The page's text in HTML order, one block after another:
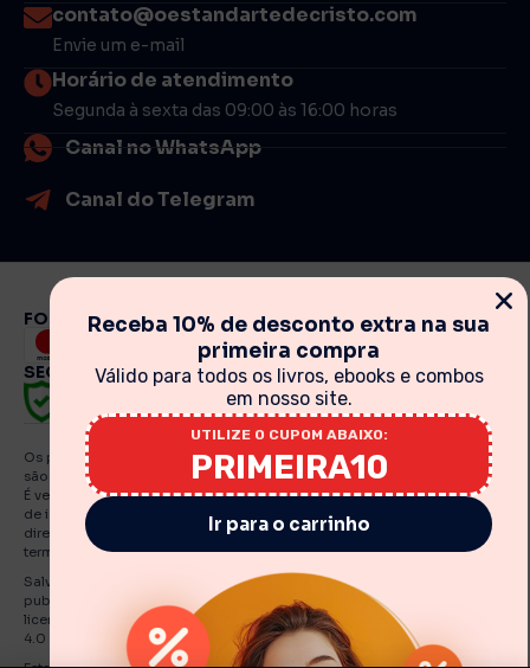
contato@oestandartedecristo.com
Envie um e-mail
Horário de atendimento
Segunda à sexta das 09:00 às 16:00 horas
Canal no WhatsApp
Canal do Telegram
FORMAS DE PAGAMENTO
SEGURANÇA
Os preços, promoções, condições de pagamento, frete e produtos
são válidos exclusivamente para compras realizadas via internet.
É vedada qualquer reprodução, total ou parcial, de qualquer elemento
de identidade, sem expressa autorização. A violação de qualquer
direito mencionado implicará na responsabilização cível e criminal nos
termos da Lei. Fotos meramente ilustrativas.
Salvo indicações em contrário, os e Books e artigos traduzidos e
publicados por O Estandarte de Cristo estão licenciadas de uma
licença Creative Commons Attribution-NonCommercial-No Derivatives
4.0 International Public.
Receba 10% de desconto extra na sua
primeira compra
Válido para todos os livros, ebooks e combos
em nosso site.
UTILIZE O CUPOM ABAIXO:
PRIMEIRA10
Ir para o carrinho